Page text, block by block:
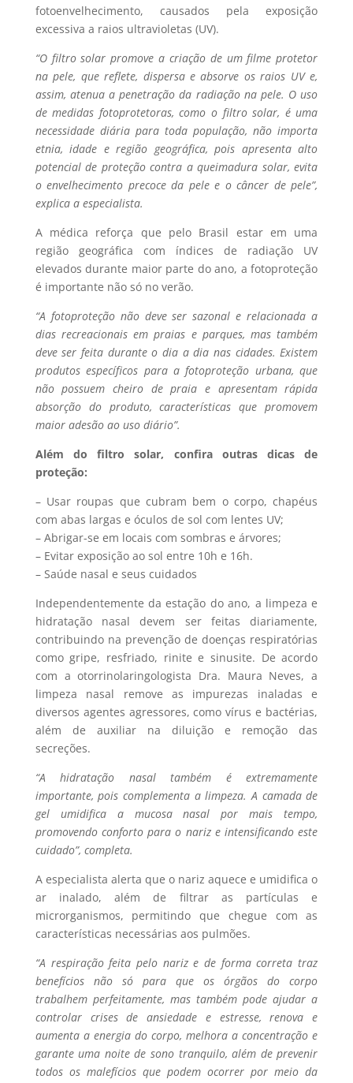
fotoenvelhecimento, causados pela exposição
excessiva a raios ultravioletas (UV).
“O filtro solar promove a criação de um filme protetor
na pele, que reflete, dispersa e absorve os raios UV e,
assim, atenua a penetração da radiação na pele. O uso
de medidas fotoprotetoras, como o filtro solar, é uma
necessidade diária para toda população, não importa
etnia, idade e região geográfica, pois apresenta alto
potencial de proteção contra a queimadura solar, evita
o envelhecimento precoce da pele e o câncer de pele”,
explica a especialista.
A médica reforça que pelo Brasil estar em uma
região geográfica com índices de radiação UV
elevados durante maior parte do ano, a fotoproteção
é importante não só no verão.
“A fotoproteção não deve ser sazonal e relacionada a
dias recreacionais em praias e parques, mas também
deve ser feita durante o dia a dia nas cidades. Existem
produtos específicos para a fotoproteção urbana, que
não possuem cheiro de praia e apresentam rápida
absorção do produto, características que promovem
maior adesão ao uso diário”.
Além do filtro solar, confira outras dicas de
proteção:
– Usar roupas que cubram bem o corpo, chapéus
com abas largas e óculos de sol com lentes UV;
– Abrigar-se em locais com sombras e árvores;
– Evitar exposição ao sol entre 10h e 16h.
– Saúde nasal e seus cuidados
Independentemente da estação do ano, a limpeza e
hidratação nasal devem ser feitas diariamente,
contribuindo na prevenção de doenças respiratórias
como gripe, resfriado, rinite e sinusite. De acordo
com a otorrinolaringologista Dra. Maura Neves, a
limpeza nasal remove as impurezas inaladas e
diversos agentes agressores, como vírus e bactérias,
além de auxiliar na diluição e remoção das
secreções.
“A hidratação nasal também é extremamente
importante, pois complementa a limpeza. A camada de
gel umidifica a mucosa nasal por mais tempo,
promovendo conforto para o nariz e intensificando este
cuidado”, completa.
A especialista alerta que o nariz aquece e umidifica o
ar inalado, além de filtrar as partículas e
microrganismos, permitindo que chegue com as
características necessárias aos pulmões.
“A respiração feita pelo nariz e de forma correta traz
benefícios não só para que os órgãos do corpo
trabalhem perfeitamente, mas também pode ajudar a
controlar crises de ansiedade e estresse, renova e
aumenta a energia do corpo, melhora a concentração e
garante uma noite de sono tranquilo, além de prevenir
todos os malefícios que podem ocorrer por meio da